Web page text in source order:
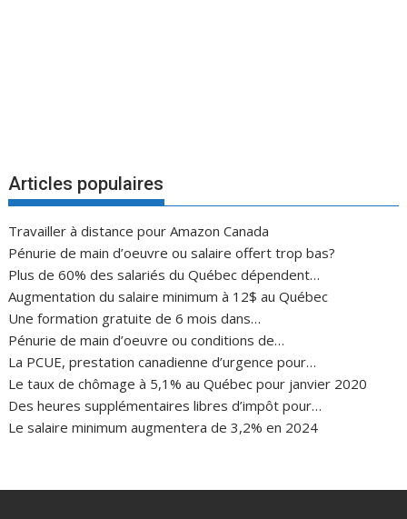
Articles populaires
Travailler à distance pour Amazon Canada
Pénurie de main d’oeuvre ou salaire offert trop bas?
Plus de 60% des salariés du Québec dépendent…
Augmentation du salaire minimum à 12$ au Québec
Une formation gratuite de 6 mois dans…
Pénurie de main d’oeuvre ou conditions de…
La PCUE, prestation canadienne d’urgence pour…
Le taux de chômage à 5,1% au Québec pour janvier 2020
Des heures supplémentaires libres d’impôt pour…
Le salaire minimum augmentera de 3,2% en 2024